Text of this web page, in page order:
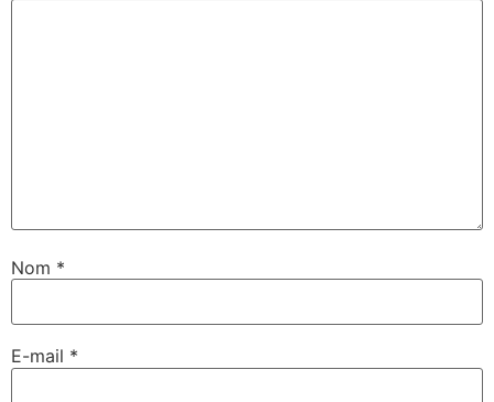
Nom *
E-mail *